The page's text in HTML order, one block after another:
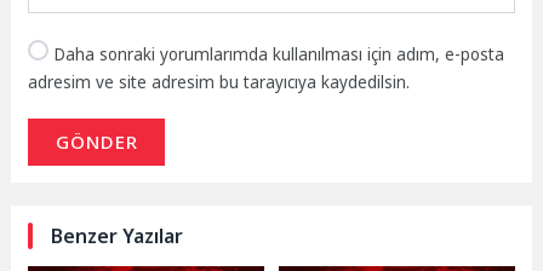
Daha sonraki yorumlarımda kullanılması için adım, e-posta
adresim ve site adresim bu tarayıcıya kaydedilsin.
GÖNDER
Benzer Yazılar